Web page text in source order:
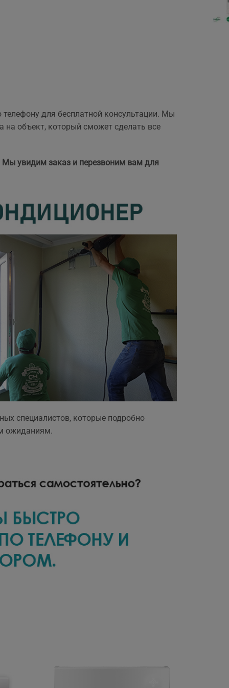
для бесплатной консультации. Мы
объект, который сможет сделать все
Мы увидим заказ и перезвоним вам для
специалистов, которые подробно
ожиданиям.